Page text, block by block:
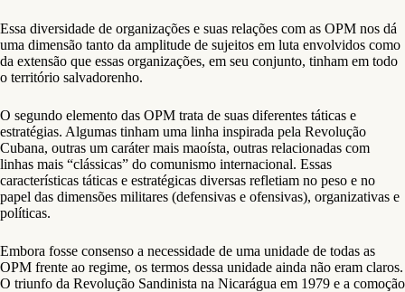
Essa diversidade de organizações e suas relações com as OPM nos dá
uma dimensão tanto da amplitude de sujeitos em luta envolvidos como
da extensão que essas organizações, em seu conjunto, tinham em todo
o território salvadorenho.
O segundo elemento das OPM trata de suas diferentes táticas e
estratégias. Algumas tinham uma linha inspirada pela Revolução
Cubana, outras um caráter mais maoísta, outras relacionadas com
linhas mais “clássicas” do comunismo internacional. Essas
características táticas e estratégicas diversas refletiam no peso e no
papel das dimensões militares (defensivas e ofensivas), organizativas e
políticas.
Embora fosse consenso a necessidade de uma unidade de todas as
OPM frente ao regime, os termos dessa unidade ainda não eram claros.
O triunfo da Revolução Sandinista na Nicarágua em 1979 e a comoção